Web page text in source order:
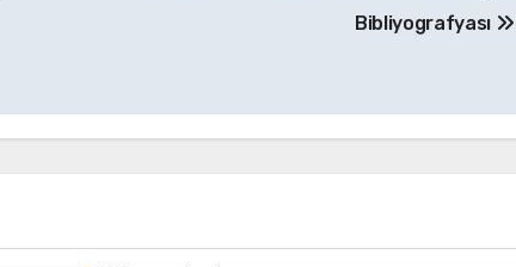
Bibliyografyası